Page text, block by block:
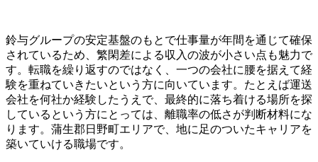
鈴与グループの安定基盤のもとで仕事量が年間を通じて確保
されているため、繁閑差による収入の波が小さい点も魅力で
す。転職を繰り返すのではなく、一つの会社に腰を据えて経
験を重ねていきたいという方に向いています。たとえば運送
会社を何社か経験したうえで、最終的に落ち着ける場所を探
しているという方にとっては、離職率の低さが判断材料にな
ります。蒲生郡日野町エリアで、地に足のついたキャリアを
築いていける職場です。